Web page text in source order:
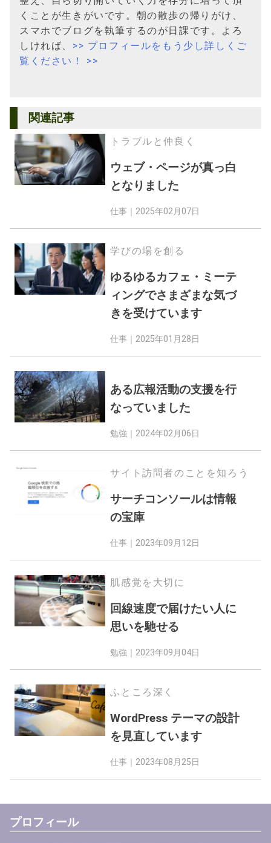
くことが生きがいです。朝の散歩の帰りがけ、
スマホでブログを執筆するのが日課です。よろ
しければ、 >> プロフィールをもう少し詳しくご
覧ください！ >>
関連記事
トラブルと仲良く
ウェブ・ページが真っ白
となりました
仕事｜2025年02月07日
学びの場を創る
ゆるゆるカフェ・ミーテ
ィングでさまざまな気づ
きを受けています
仕事｜2025年01月28日
ある広報活動の支援を行
なっていました
勉強｜2024年02月06日
サイト訪問者のことを知ろう
サーチコンソールは情報
の宝庫
仕事｜2023年09月12日
肌感覚を大切に
回線速度で届けたい人に
思いを馳せる
勉強｜2023年09月04日
ふところ深く
WordPress テーマの設計
を見直しています
仕事｜2023年08月25日
プロフィール